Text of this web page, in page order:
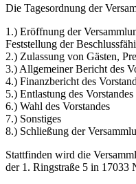
Die Tagesordnung der
1.) Eröffnung der
Feststellung der
2.) Zulassung von Gästen,
3.) Allgemeiner Bericht des
4.) Finanzbericht des
5.) Entlastung des Vorstandes
6.) Wahl des Vorstandes
7.) Sonstiges
8.) Schließung der
Stattfinden wird die
der 1. Ringstraße 5 in 17033